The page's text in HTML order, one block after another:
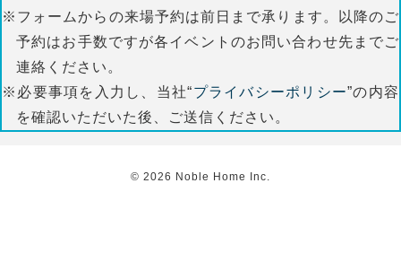
※フォームからの来場予約は前日まで承ります。以降のご
予約はお手数ですが各イベントのお問い合わせ先までご
連絡ください。
※必要事項を入力し、当社“プライバシーポリシー”の内容
を確認いただいた後、ご送信ください。
© 2026 Noble Home Inc.